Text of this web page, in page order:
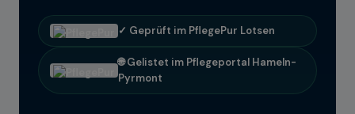
✓ Geprüft im PflegePur Lotsen
🌐 Gelistet im Pflegeportal Hameln-
Pyrmont